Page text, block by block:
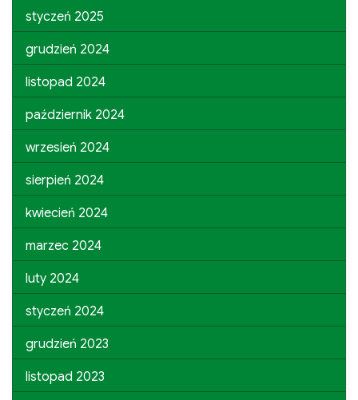
styczeń 2025
grudzień 2024
listopad 2024
październik 2024
wrzesień 2024
sierpień 2024
kwiecień 2024
marzec 2024
luty 2024
styczeń 2024
grudzień 2023
listopad 2023